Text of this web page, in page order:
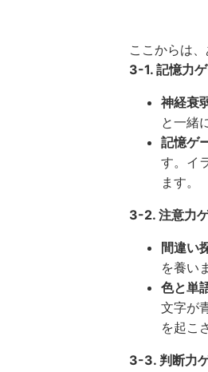
ここからは
3-1. 記憶力
神経衰
と一緒
記憶ゲ
す。イ
ます。
3-2. 注意力
間違い
を養い
色と単
文字が
を起こ
3-3. 判断力